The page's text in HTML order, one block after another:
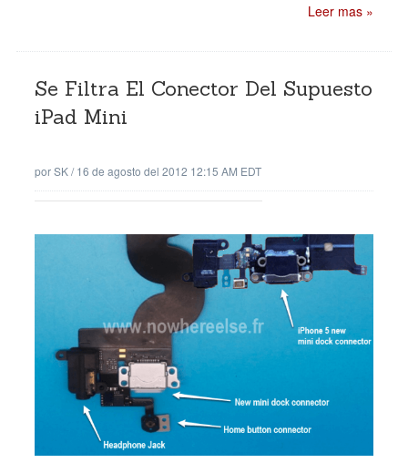
Leer mas »
Se Filtra El Conector Del Supuesto
iPad Mini
porSK/16 de agosto del 2012 12:15 AM EDT